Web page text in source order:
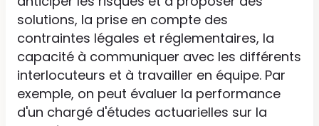
solutions, la prise en compte des
contraintes légales et réglementaires, la
capacité à communiquer avec les différents
interlocuteurs et à travailler en équipe. Par
exemple, on peut évaluer la performance
d'un chargé d'études actuarielles sur la